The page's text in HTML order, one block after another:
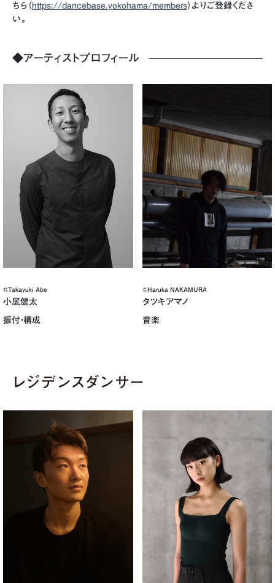
ちら（ https://dancebase.yokohama/members）よりご登録くださ
い。
◆アーティストプロフィール
©Takayuki Abe
小㞍健太
振付・構成
©️Haruka NAKAMURA
タツキアマノ
音楽
レジデンスダンサー